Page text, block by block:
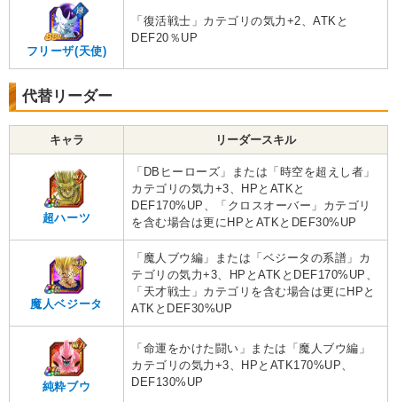
フリーザ(天使)
「復活戦士」カテゴリの気力+2、ATKと
DEF20％UP
代替リーダー
キャラ リーダースキル
超ハーツ
「DBヒーローズ」または「時空を超えし者」
カテゴリの気力+3、HPとATKと
DEF170%UP、「クロスオーバー」カテゴリ
を含む場合は更にHPとATKとDEF30%UP
魔人ベジータ
「魔人ブウ編」または「ベジータの系譜」カ
テゴリの気力+3、HPとATKとDEF170%UP、
「天才戦士」カテゴリを含む場合は更にHPと
ATKとDEF30%UP
純粋ブウ
「命運をかけた闘い」または「魔人ブウ編」
カテゴリの気力+3、HPとATK170%UP、
DEF130%UP